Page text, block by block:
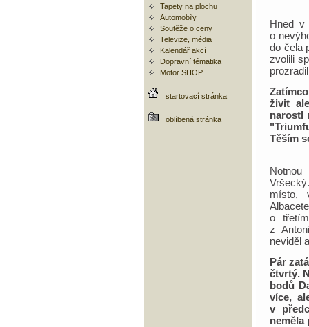
Tapety na plochu
Automobily
Soutěže o ceny
Televize, média
Kalendář akcí
Dopravní tématika
Motor SHOP
startovací stránka
oblíbená stránka
Hned v
o
do čela
zvolili
živit
narostl
Těším
místo,
o
z
neviděl
Pár
čtvrtý.
bodů
více,
v
neměla